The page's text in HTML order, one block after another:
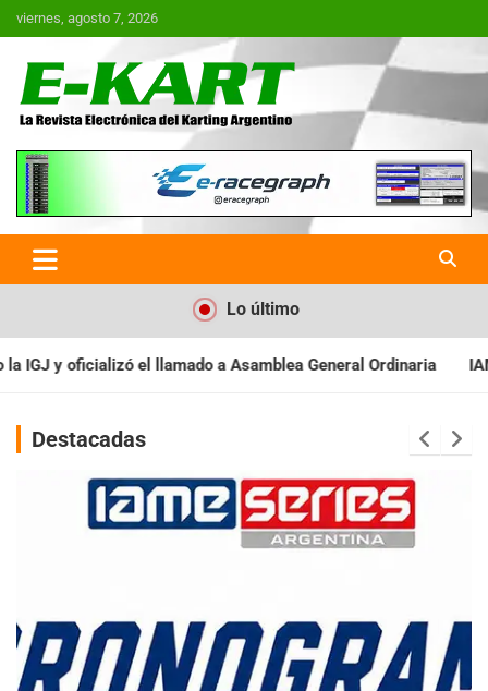
Saltar
al
viernes, agosto 7, 2026
E-Kart.com.ar | La Revista
Electrónica del Karting en
Argentina
Lo último
General Ordinaria IAME SERIES ARGENTINA:
Destacadas